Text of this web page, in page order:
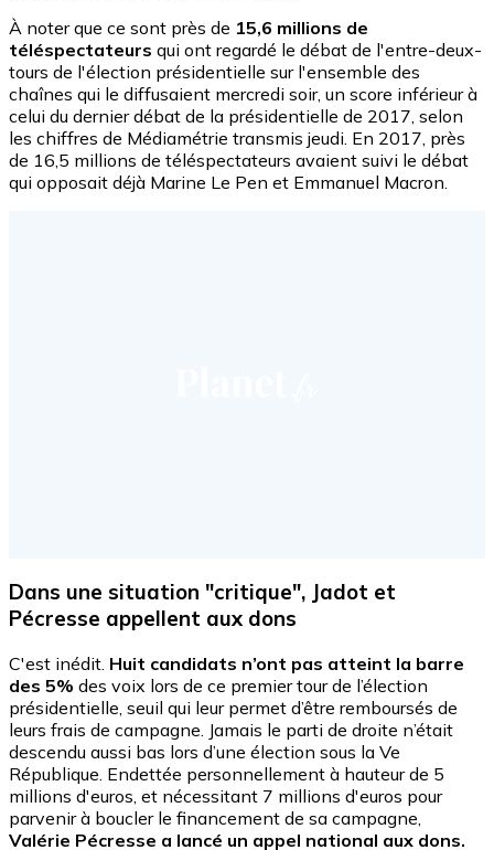
À noter que ce sont près de 15,6 millions de
téléspectateurs qui ont regardé le débat de l'entre-deux-
tours de l'élection présidentielle sur l'ensemble des
chaînes qui le diffusaient mercredi soir, un score inférieur à
celui du dernier débat de la présidentielle de 2017, selon
les chiffres de Médiamétrie transmis jeudi. En 2017, près
de 16,5 millions de téléspectateurs avaient suivi le débat
qui opposait déjà Marine Le Pen et Emmanuel Macron.
Dans une situation "critique", Jadot et
Pécresse appellent aux dons
C'est inédit. Huit candidats n’ont pas atteint la barre
des 5% des voix lors de ce premier tour de l’élection
présidentielle, seuil qui leur permet d’être remboursés de
leurs frais de campagne. Jamais le parti de droite n’était
descendu aussi bas lors d’une élection sous la Ve
République. Endettée personnellement à hauteur de 5
millions d'euros, et nécessitant 7 millions d'euros pour
parvenir à boucler le financement de sa campagne,
Valérie Pécresse a lancé un appel national aux dons.